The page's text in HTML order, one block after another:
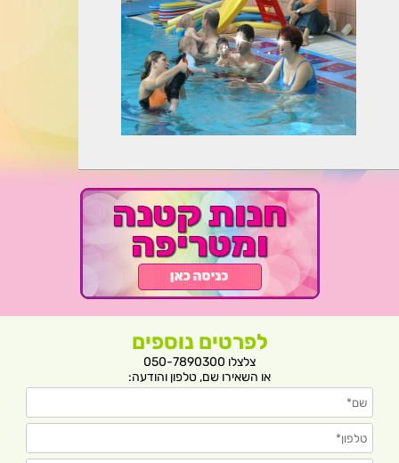
לפרטים נוספים
צלצלו 050-7890300
או השאירו שם, טלפון והודעה: